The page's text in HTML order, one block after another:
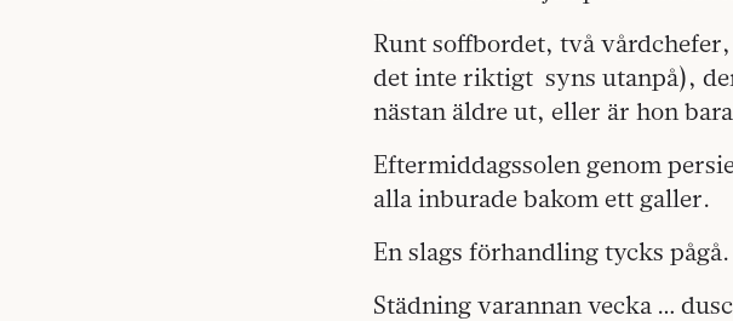
Runt soffbordet, två
det inte riktigt syns utanpå),
nästan äldre ut, eller är hon
Eftermiddagssolen genom
alla inburade bakom ett galler.
En slags förhandling tycks
Städning varannan vecka …